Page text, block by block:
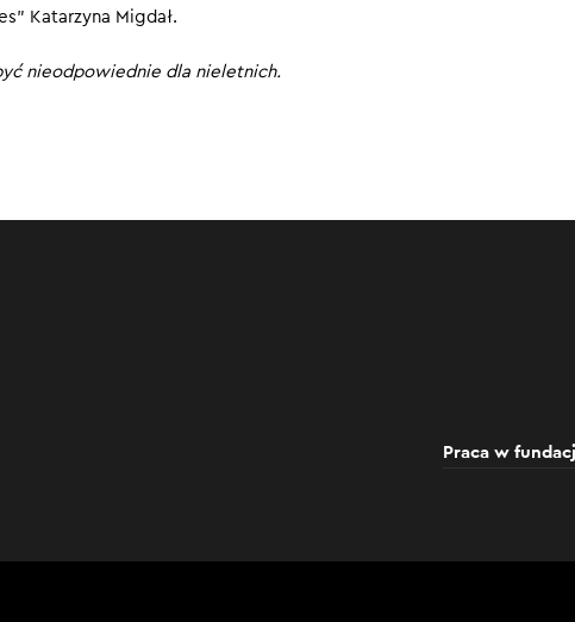
Katarzyna Migdał.
nieodpowiednie dla nieletnich.
Praca w